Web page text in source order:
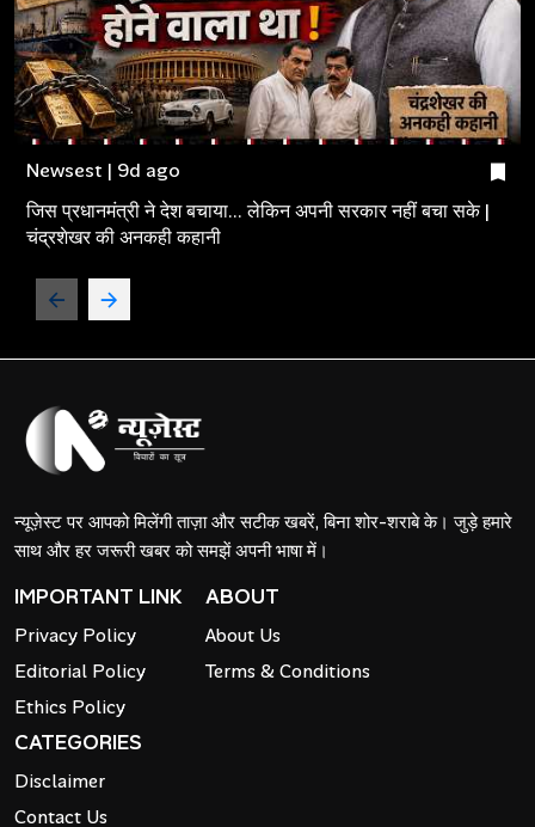
Newsest | 9d ago
जिस प्रधानमंत्री ने देश बचाया... लेकिन अपनी सरकार नहीं बचा सके |
चंद्रशेखर की अनकही कहानी
न्यूज़ेस्ट पर आपको मिलेंगी ताज़ा और सटीक खबरें, बिना शोर-शराबे के। जुड़े हमारे
साथ और हर जरूरी खबर को समझें अपनी भाषा में।
IMPORTANT LINK
Privacy Policy
Editorial Policy
Ethics Policy
ABOUT
About Us
Terms & Conditions
CATEGORIES
Disclaimer
Contact Us